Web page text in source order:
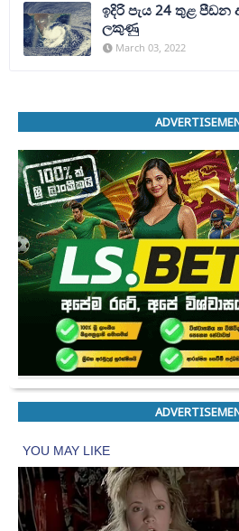
ඉදිරි පැය 24 තුළ
ලකුණු
March 03, 2022